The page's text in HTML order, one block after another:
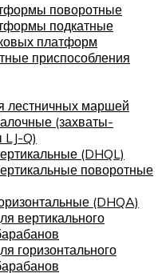
поворотные
подкатные
платформ
приспособления
лестничных маршей
(захваты-
LJ-Q)
(DHQL)
поворотные
(DHQA)
вертикального
горизонтального